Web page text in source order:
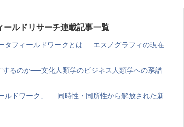
ルドリサーチ連載記事一覧
タフィールドワークとは──エスノグラフィの現在
するのか──文化人類学のビジネス人類学への系譜
ルドワーク」──同時性・同所性から解放された新